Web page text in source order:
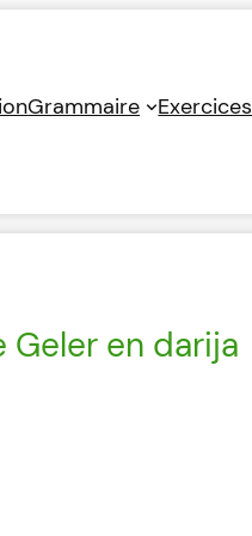
Grammaire Exercices
en darija